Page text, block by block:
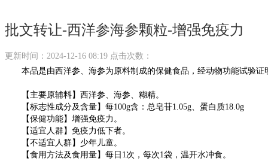
批文转让-西洋参海参颗粒-增强免疫力
更新时间：2024-12-16 08:19 点击次数：
本品是由西洋参、海参为原料制成的保健食品，经动物功能试验证
【主要原辅料】西洋参、海参、糊精。
【标志性成分及含量】每100g含：总皂苷1.05g、蛋白质18.0g
【保健功能】增强免疫力。
【适宜人群】免疫力低下者。
【不适宜人群】少年儿童。
【食用方法及食用量】每日1次，每次1袋，温开水冲食。